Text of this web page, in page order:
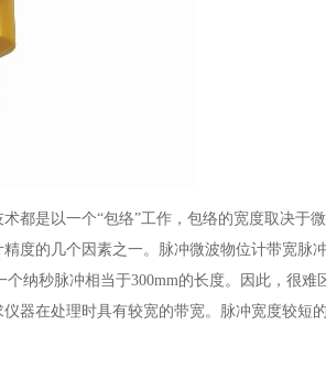
都是以一个“包络”工作，包络的宽度取决于
度的几个因素之一。脉冲微波物位计带宽脉
纳秒脉冲相当于300mm的长度。因此，很难
器在处理时具有较宽的带宽。脉冲宽度较短